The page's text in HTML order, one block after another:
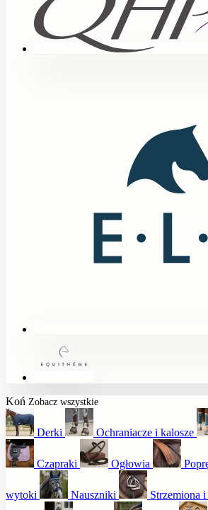
Koń Zobacz wszystkie
Derki Ochraniacze i kalosze
Czapraki Ogłowia
wytoki Nauszniki Strzemiona